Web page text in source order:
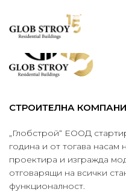
СТРОИТЕЛНА
„Глобстрой“ ЕООД
година и от тогава насам
проектира и изгражда
отговарящи на всички
функционалност.